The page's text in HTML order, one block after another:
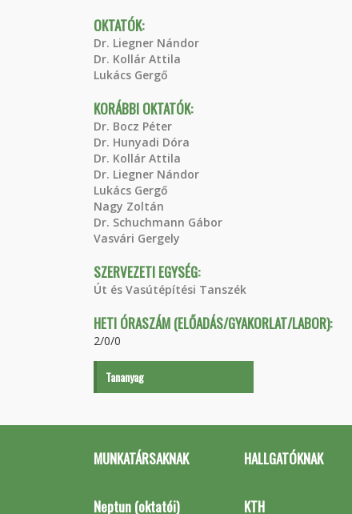
OKTATÓK:
Dr. Liegner Nándor
Dr. Kollár Attila
Lukács Gergő
KORÁBBI OKTATÓK:
Dr. Bocz Péter
Dr. Hunyadi Dóra
Dr. Kollár Attila
Dr. Liegner Nándor
Lukács Gergő
Nagy Zoltán
Dr. Schuchmann Gábor
Vasvári Gergely
SZERVEZETI EGYSÉG:
Út és Vasútépítési Tanszék
HETI ÓRASZÁM (ELŐADÁS/GYAKORLAT/LABOR):
2/0/0
Tananyag
MUNKATÁRSAKNAK
Neptun (oktatói)
HALLGATÓKNAK
KTH